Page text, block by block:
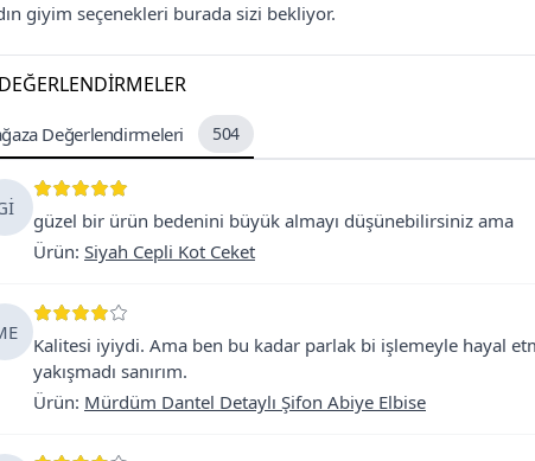
giyim seçenekleri burada sizi bekliyor.
DEĞERLENDIRMELER
Değerlendirmeleri 504
güzel bir ürün bedenini büyük almayı düşünebilirsiniz ama
Ürün: Siyah Cepli Kot Ceket
Kalitesi iyiydi. Ama ben bu kadar parlak bi işlemeyle hayal
yakışmadı sanırım.
Ürün: Mürdüm Dantel Detaylı Şifon Abiye Elbise